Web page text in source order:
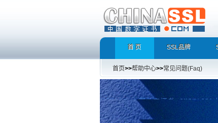
首 页 SSL品牌
首页>>帮助中心>>常见问题(Faq)